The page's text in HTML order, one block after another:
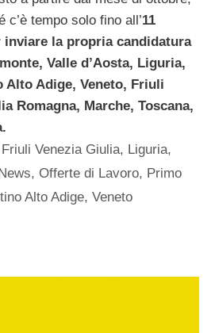
tempo solo fino all’11
la propria candidatura
, Valle d’Aosta, Liguria,
Alto Adige, Veneto, Friuli
Romagna, Marche, Toscana,
Friuli Venezia Giulia, Liguria,
, Offerte di Lavoro, Primo
Alto Adige, Veneto